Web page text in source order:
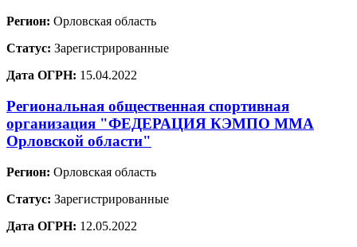
Регион: Орловская область
Статус: Зарегистрированные
Дата ОГРН: 15.04.2022
Региональная общественная спортивная
организация "ФЕДЕРАЦИЯ КЭМПО ММА
Орловской области"
Регион: Орловская область
Статус: Зарегистрированные
Дата ОГРН: 12.05.2022